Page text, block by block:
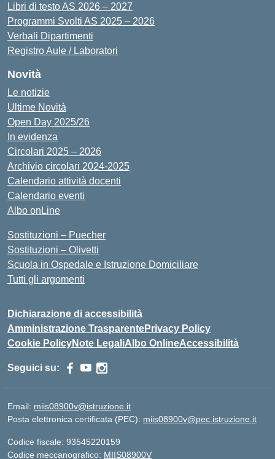
Libri di testo AS 2026 – 2027
Programmi Svolti AS 2025 – 2026
Verbali Dipartimenti
Registro Aule / Laboratori
Novità
Le notizie
Ultime Novità
Open Day 2025/26
In evidenza
Circolari 2025 – 2026
Archivio circolari 2024-2025
Calendario attività docenti
Calendario eventi
Albo onLine
Sostituzioni – Puecher
Sostituzioni – Olivetti
Scuola in Ospedale e Istruzione Domiciliare
Tutti gli argomenti
Dichiarazione di accessibilità
Amministrazione TrasparentePrivacy Policy
Cookie PolicyNote LegaliAlbo OnlineAccessibilità
Seguici su:
Email: miis08900v@istruzione.it
Posta elettronica certificata (PEC): miis08900v@pec.istruzione.it
Codice fiscale: 93545220159
Codice meccanografico: MIIS08900V